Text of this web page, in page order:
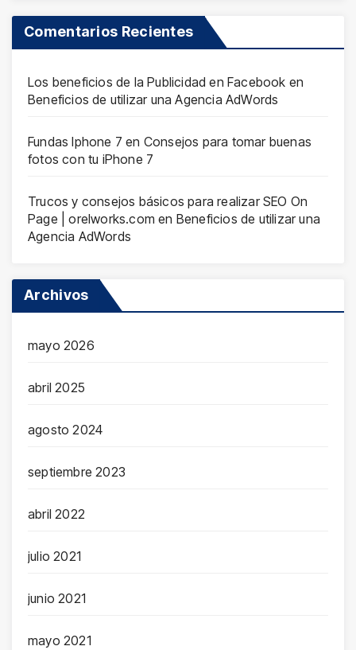
Comentarios Recientes
Los beneficios de la Publicidad en Facebook en
Beneficios de utilizar una Agencia AdWords
Fundas Iphone 7 en Consejos para tomar buenas
fotos con tu iPhone 7
Trucos y consejos básicos para realizar SEO On
Page | orelworks.com en Beneficios de utilizar una
Agencia AdWords
Archivos
mayo 2026
abril 2025
agosto 2024
septiembre 2023
abril 2022
julio 2021
junio 2021
mayo 2021